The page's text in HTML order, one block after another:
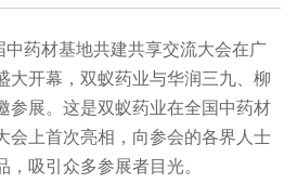
药材基地共建共享交流大会在广
大开幕，双蚁药业与华润三九、柳
参展。这是双蚁药业在全国中药材
会上首次亮相，向参会的各界人士
，吸引众多参展者目光。